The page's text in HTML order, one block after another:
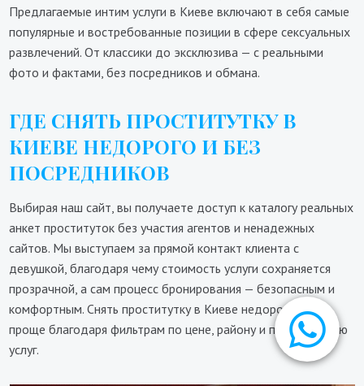
Предлагаемые интим услуги в Киеве включают в себя самые
популярные и востребованные позиции в сфере сексуальных
развлечений. От классики до эксклюзива — с реальными
фото и фактами, без посредников и обмана.
ГДЕ СНЯТЬ ПРОСТИТУТКУ В
КИЕВЕ НЕДОРОГО И БЕЗ
ПОСРЕДНИКОВ
Выбирая наш сайт, вы получаете доступ к каталогу реальных
анкет проституток без участия агентов и ненадежных
сайтов. Мы выступаем за прямой контакт клиента с
девушкой, благодаря чему стоимость услуги сохраняется
прозрачной, а сам процесс бронирования — безопасным и
комфортным. Снять проститутку в Киеве недорого стало
проще благодаря фильтрам по цене, району и предложению
услуг.